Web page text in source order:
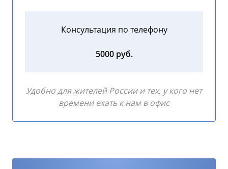
Консультация по телефону
5000 руб.
Удобно для жителей России и тех, у кого нет
времени ехать к нам в офис